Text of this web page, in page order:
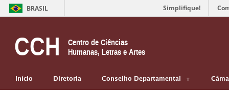
BRASIL Simplifique!
CCH
Centro de Ciências
Humanas, Letras e Artes
Início Diretoria Conselho Departamental